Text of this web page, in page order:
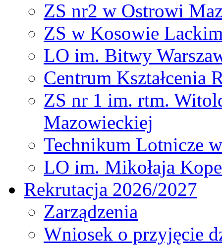
ZS nr2 w Ostrowi
ZS w Kosowie
LO im. Bitwy
Centrum Kształcenia
ZS nr 1 im. rtm.
Mazowieckiej
Technikum Lotnicze
LO im. Mikołaja
Rekrutacja 2026/2027
Zarządzenia
Wniosek o przyjęcie